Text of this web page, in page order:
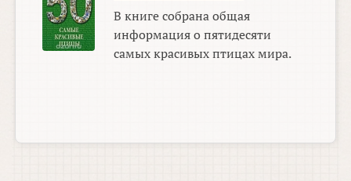
В книге собрана общая
информация о пятидесяти
самых красивых птицах мира.